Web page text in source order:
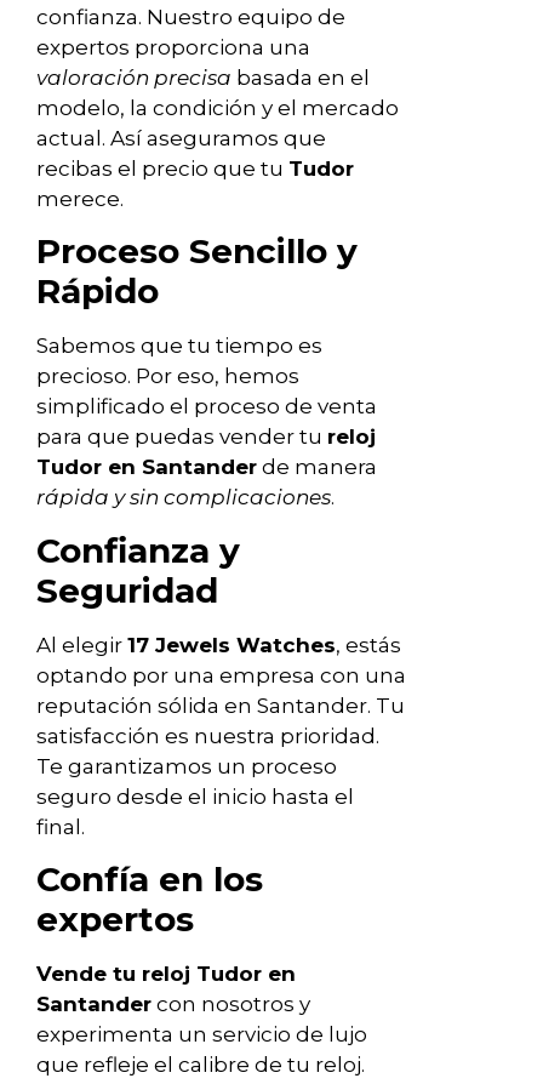
confianza. Nuestro equipo de
expertos proporciona una
valoración precisa basada en el
modelo, la condición y el mercado
actual. Así aseguramos que
recibas el precio que tu Tudor
merece.
Proceso Sencillo y
Rápido
Sabemos que tu tiempo es
precioso. Por eso, hemos
simplificado el proceso de venta
para que puedas vender tu reloj
Tudor en Santander de manera
rápida y sin complicaciones.
Confianza y
Seguridad
Al elegir 17 Jewels Watches, estás
optando por una empresa con una
reputación sólida en Santander. Tu
satisfacción es nuestra prioridad.
Te garantizamos un proceso
seguro desde el inicio hasta el
final.
Confía en los
expertos
Vende tu reloj Tudor en
Santander con nosotros y
experimenta un servicio de lujo
que refleje el calibre de tu reloj.